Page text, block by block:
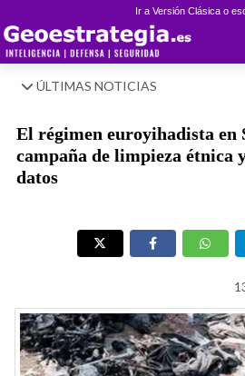
Ir a Versión Clásica o
ÚLTIMAS NOTICIAS
El régimen euroyihadista en
campaña de limpieza étnica
datos